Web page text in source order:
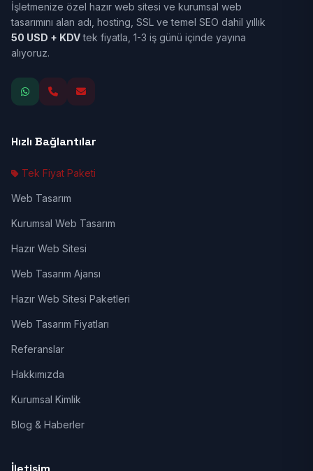
İşletmenize özel hazır web sitesi ve kurumsal web
tasarımını alan adı, hosting, SSL ve temel SEO dahil yıllık
50 USD + KDVtek fiyatla, 1-3 iş günü içinde yayına
alıyoruz.
Hızlı Bağlantılar
Tek Fiyat Paketi
Web Tasarım
Kurumsal Web Tasarım
Hazır Web Sitesi
Web Tasarım Ajansı
Hazır Web Sitesi Paketleri
Web Tasarım Fiyatları
Referanslar
Hakkımızda
Kurumsal Kimlik
Blog & Haberler